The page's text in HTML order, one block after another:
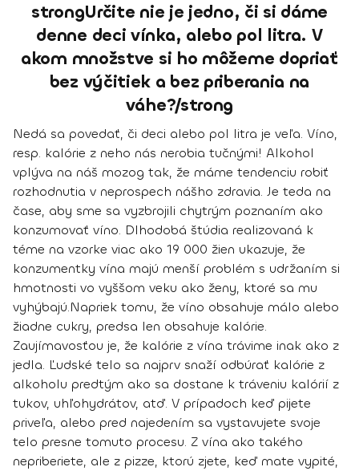
strongUrčite nie je jedno, či si dáme
denne deci vínka, alebo pol litra. V
akom množstve si ho môžeme dopriať
bez výčitiek a bez priberania na
váhe?/strong
Nedá sa povedať, či deci alebo pol litra je veľa. Víno,
resp. kalórie z neho nás nerobia tučnými! Alkohol
vplýva na náš mozog tak, že máme tendenciu robiť
rozhodnutia v neprospech nášho zdravia. Je teda na
čase, aby sme sa vyzbrojili chytrým poznaním ako
konzumovať víno. Dlhodobá štúdia realizovaná k
téme na vzorke viac ako 19 000 žien ukazuje, že
konzumentky vína majú menší problém s udržaním si
hmotnosti vo vyššom veku ako ženy, ktoré sa mu
vyhýbajú.Napriek tomu, že víno obsahuje málo alebo
žiadne cukry, predsa len obsahuje kalórie.
Zaujímavosťou je, že kalórie z vína trávime inak ako z
jedla. Ľudské telo sa najprv snaží odbúrať kalórie z
alkoholu predtým ako sa dostane k tráveniu kalórií z
tukov, uhľohydrátov, atď. V prípadoch keď pijete
priveľa, alebo pred najedením sa vystavujete svoje
telo presne tomuto procesu. Z vína ako takého
nepriberiete, ale z pizze, ktorú zjete, keď mate vypité,